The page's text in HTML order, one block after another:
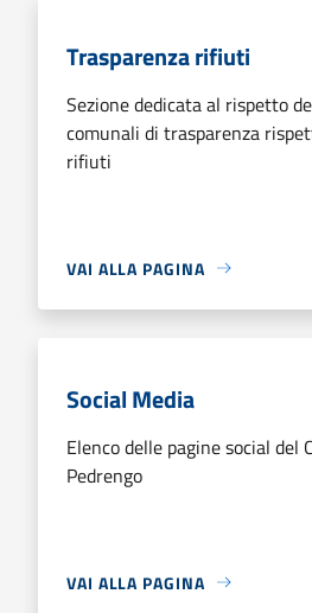
Trasparenza rifiuti
Sezione dedicata al rispetto
comunali di trasparenza
rifiuti
VAI ALLA PAGINA
Social Media
Elenco delle pagine social del
Pedrengo
VAI ALLA PAGINA